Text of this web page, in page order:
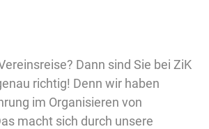
Dann sind Sie bei ZiK
richtig! Denn wir haben
im Organisieren von
macht sich durch unsere